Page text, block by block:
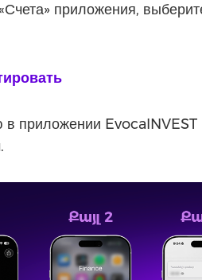
приложения,
приложении